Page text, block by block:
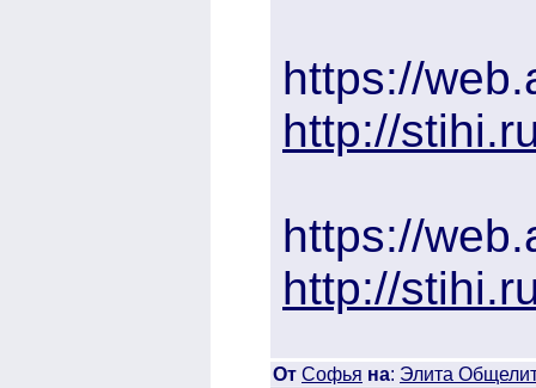
https://
http://
https://
http://
От Софья на: Элита